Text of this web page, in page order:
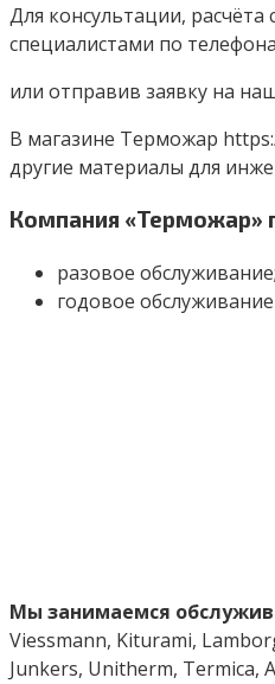
Для консультации,
специалистами по
или отправив заявку на
В магазине Терможар
другие материалы для
Компания «Терможар»
разовое обслуживание;
годовое
Мы занимаемся
Viessmann, Kiturami,
Junkers, Unitherm, Termica,